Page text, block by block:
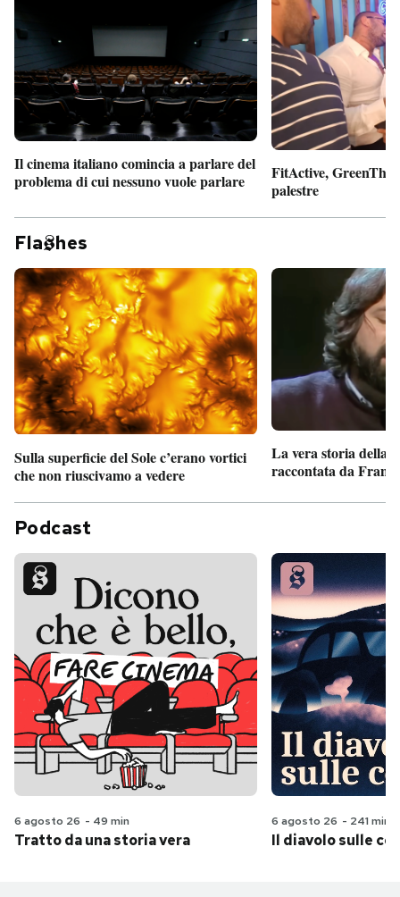
Il cinema italiano comincia a parlare del
problema di cui nessuno vuole parlare
FitActive,
palestre
Fla hes
Sulla superficie del Sole c’erano vortici
che non riuscivamo a vedere
La vera storia della
raccontata da
Podcast
6 agosto 26 - 49 min
Tratto da una storia vera
6 agosto 26 - 241 min
Il diavolo sulle